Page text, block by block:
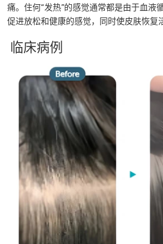
痛。住何“发热”的感觉通常都是由于血液
促进放松和健康的感觉，同时使皮肤恢复
临床病例